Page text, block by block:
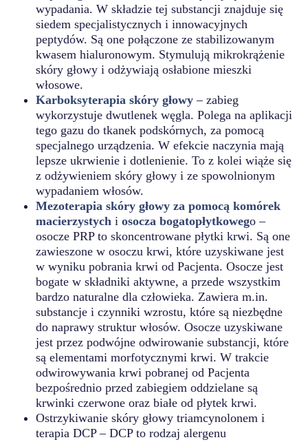
wypadania. W składzie tej substancji znajduje się
siedem specjalistycznych i innowacyjnych
peptydów. Są one połączone ze stabilizowanym
kwasem hialuronowym. Stymulują mikrokrążenie
skóry głowy i odżywiają osłabione mieszki
włosowe.
Karboksyterapia skóry głowy – zabieg
wykorzystuje dwutlenek węgla. Polega na aplikacji
tego gazu do tkanek podskórnych, za pomocą
specjalnego urządzenia. W efekcie naczynia mają
lepsze ukrwienie i dotlenienie. To z kolei wiąże się
z odżywieniem skóry głowy i ze spowolnionym
wypadaniem włosów.
Mezoterapia skóry głowy za pomocą komórek
macierzystych iosocza bogatopłytkowego –
osocze PRP to skoncentrowane płytki krwi. Są one
zawieszone w osoczu krwi, które uzyskiwane jest
w wyniku pobrania krwi od Pacjenta. Osocze jest
bogate w składniki aktywne, a przede wszystkim
bardzo naturalne dla człowieka. Zawiera m.in.
substancje i czynniki wzrostu, które są niezbędne
do naprawy struktur włosów. Osocze uzyskiwane
jest przez podwójne odwirowanie substancji, które
są elementami morfotycznymi krwi. W trakcie
odwirowywania krwi pobranej od Pacjenta
bezpośrednio przed zabiegiem oddzielane są
krwinki czerwone oraz białe od płytek krwi.
Ostrzykiwanie skóry głowy triamcynolonem i
terapia DCP – DCP to rodzaj alergenu